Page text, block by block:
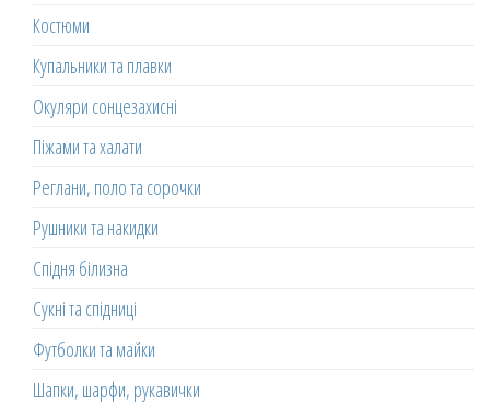
Костюми
Купальники та плавки
Окуляри сонцезахисні
Піжами та халати
Реглани, поло та сорочки
Рушники та накидки
Спідня білизна
Сукні та спідниці
Футболки та майки
Шапки, шарфи, рукавички